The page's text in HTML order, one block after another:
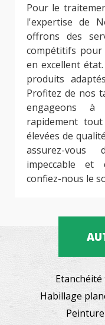
Pour le
l'expertise de
offrons des
compétitifs
en excellent
produits
Profitez de nos
engageons à
rapidement
élevées de
assurez-
impeccable et
confiez-nous le
Habillage